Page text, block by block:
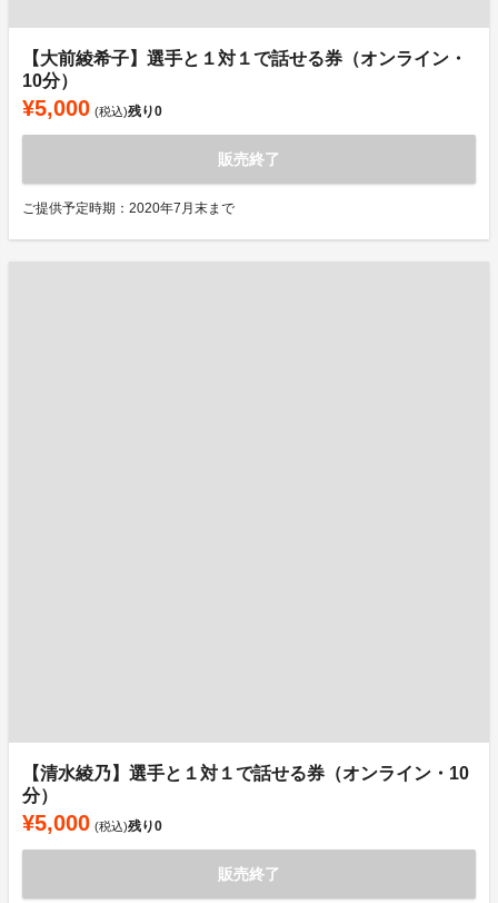
【大前綾希子】選手と１対１で話せる券（オンライン・
10分）
¥5,000 (税込)残り0
販売終了
ご提供予定時期：2020年7月末まで
【清水綾乃】選手と１対１で話せる券（オンライン・10
分）
¥5,000 (税込)残り0
販売終了